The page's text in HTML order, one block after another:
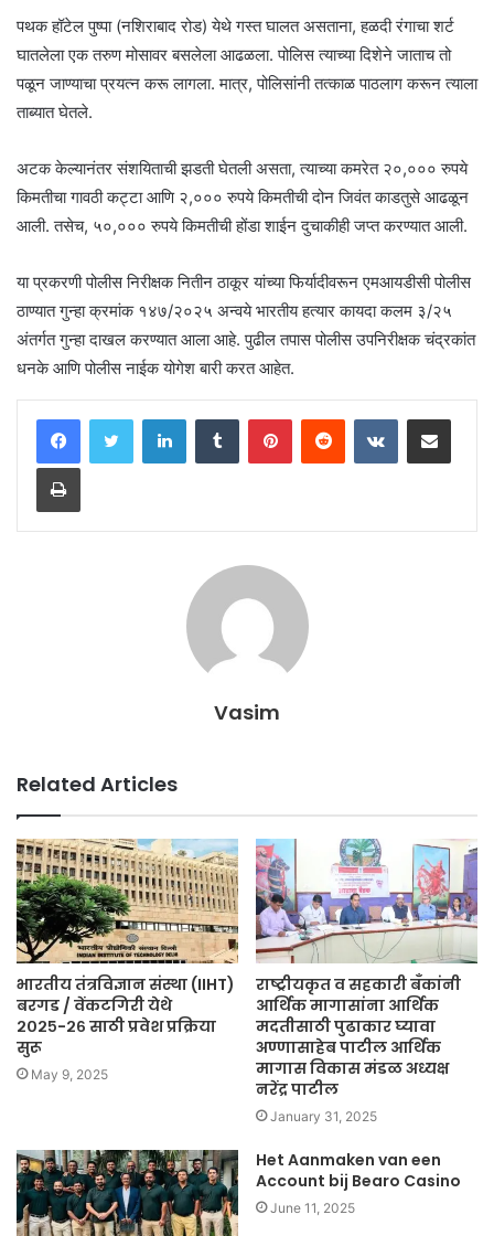
पथक हॉटेल पुष्पा (नशिराबाद रोड) येथे गस्त घालत असताना, हळदी रंगाचा शर्ट
घातलेला एक तरुण मोसावर बसलेला आढळला. पोलिस त्याच्या दिशेने जाताच तो
पळून जाण्याचा प्रयत्न करू लागला. मात्र, पोलिसांनी तत्काळ पाठलाग करून त्याला
ताब्यात घेतले.
अटक केल्यानंतर संशयिताची झडती घेतली असता, त्याच्या कमरेत २०,००० रुपये
किमतीचा गावठी कट्टा आणि २,००० रुपये किमतीची दोन जिवंत काडतुसे आढळून
आली. तसेच, ५०,००० रुपये किमतीची होंडा शाईन दुचाकीही जप्त करण्यात आली.
या प्रकरणी पोलीस निरीक्षक नितीन ठाकूर यांच्या फिर्यादीवरून एमआयडीसी पोलीस
ठाण्यात गुन्हा क्रमांक १४७/२०२५ अन्वये भारतीय हत्यार कायदा कलम ३/२५
अंतर्गत गुन्हा दाखल करण्यात आला आहे. पुढील तपास पोलीस उपनिरीक्षक चंद्रकांत
धनके आणि पोलीस नाईक योगेश बारी करत आहेत.
LinkedInTumblr PinterestReddit VKontakteShare via Email
Print
Vasim
Related Articles
भारतीय तंत्रविज्ञान संस्था (IIHT)
बरगड / वेंकटगिरी येथे
२०२५-२६ साठी प्रवेश प्रक्रिया
सुरू
May 9, 2025
राष्ट्रीयकृत व सहकारी बँकांनी
आर्थिक मागासांना आर्थिक
मदतीसाठी पुढाकार घ्यावा
अण्णासाहेब पाटील आर्थिक
मागास विकास मंडळ अध्यक्ष
नरेंद्र पाटील
January 31, 2025
Het Aanmaken van een
Account bij Bearo Casino
June 11, 2025